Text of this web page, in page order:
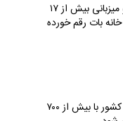
بیش از ۸ سابقه درخشان شرکت و میزبانی بیش از ۱۷
بات رقم خورده
تیم خانه بات توسط کارآفرین جوان کشور با بیش از ۷۰۰